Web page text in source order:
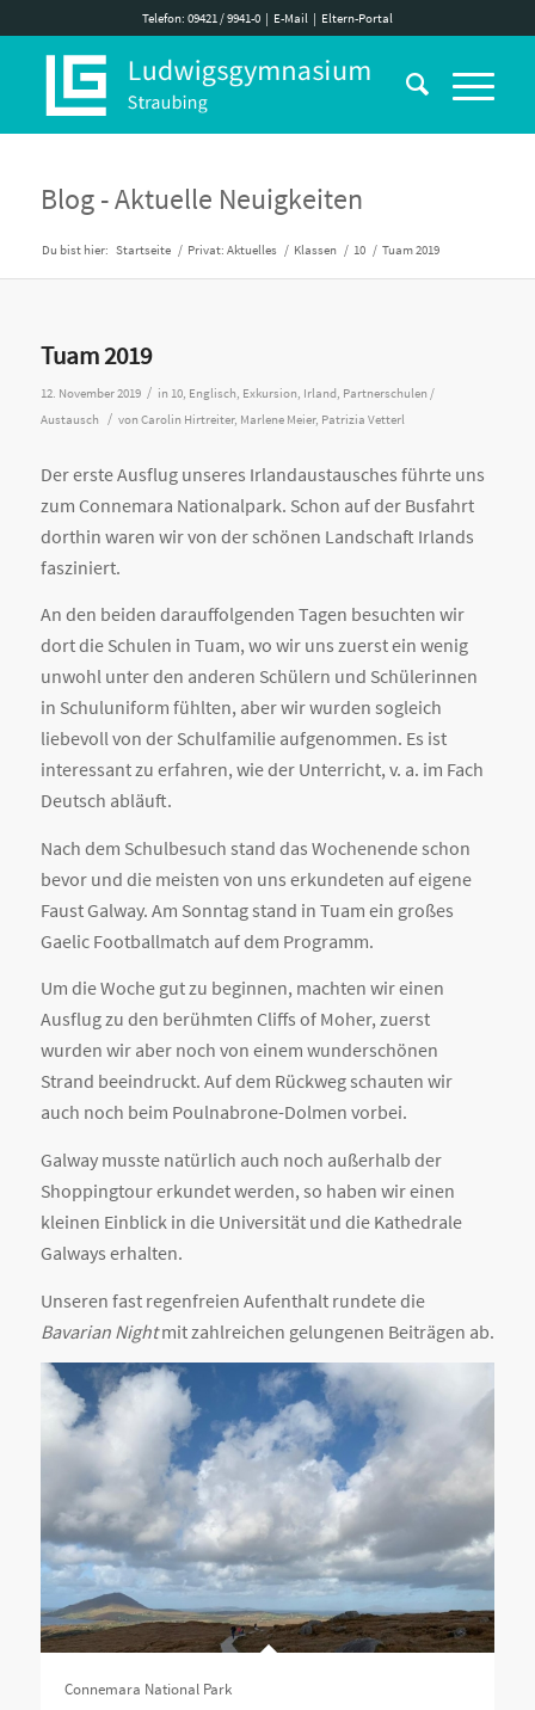
Telefon: 09421 / 9941-0| E-Mail| Eltern-Portal
Blog - Aktuelle Neuigkeiten
Du bist hier: Startseite / Privat: Aktuelles / Klassen / 10 / Tuam 2019
Tuam 2019
12. November 2019 / in 10, Englisch, Exkursion, Irland, Partnerschulen /
Austausch
/ von Carolin Hirtreiter, Marlene Meier, Patrizia Vetterl
Der erste Ausflug unseres Irlandaustausches führte uns
zum Connemara Nationalpark. Schon auf der Busfahrt
dorthin waren wir von der schönen Landschaft Irlands
fasziniert.
An den beiden darauffolgenden Tagen besuchten wir
dort die Schulen in Tuam, wo wir uns zuerst ein wenig
unwohl unter den anderen Schülern und Schülerinnen
in Schuluniform fühlten, aber wir wurden sogleich
liebevoll von der Schulfamilie aufgenommen. Es ist
interessant zu erfahren, wie der Unterricht, v. a. im Fach
Deutsch abläuft.
Nach dem Schulbesuch stand das Wochenende schon
bevor und die meisten von uns erkundeten auf eigene
Faust Galway. Am Sonntag stand in Tuam ein großes
Gaelic Footballmatch auf dem Programm.
Um die Woche gut zu beginnen, machten wir einen
Ausflug zu den berühmten Cliffs of Moher, zuerst
wurden wir aber noch von einem wunderschönen
Strand beeindruckt. Auf dem Rückweg schauten wir
auch noch beim Poulnabrone-Dolmen vorbei.
Galway musste natürlich auch noch außerhalb der
Shoppingtour erkundet werden, so haben wir einen
kleinen Einblick in die Universität und die Kathedrale
Galways erhalten.
Unseren fast regenfreien Aufenthalt rundete die
Bavarian Nightmit zahlreichen gelungenen Beiträgen ab.
Connemara National Park